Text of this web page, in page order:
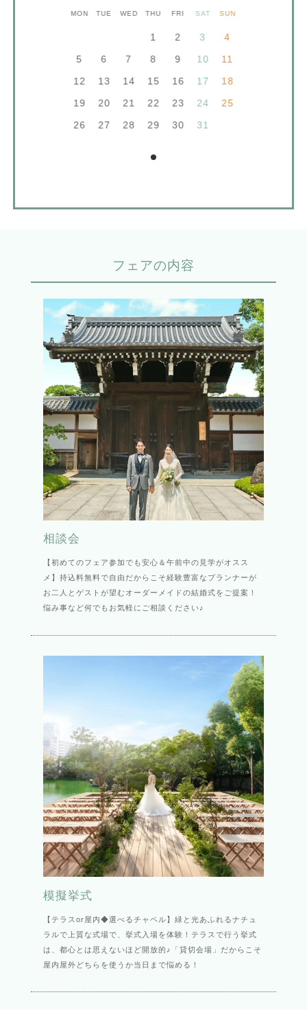
MON TUE WED THU FRI SAT SUN
1 2 3
4
5
6 7 8 9 10
11
12
13 14 15 16 17
18
19
20 21 22 23 24
25
26
27 28 29 30 31
フェアの内容
相談会
【初めてのフェア参加でも安心＆午前中の見学がオスス
メ】持込料無料で自由だからこそ経験豊富なプランナーが
お二人とゲストが望むオーダーメイドの結婚式をご提案！
悩み事など何でもお気軽にご相談ください♪
模擬挙式
【テラスor屋内◆選べるチャペル】緑と光あふれるナチュ
ラルで上質な式場で、挙式入場を体験！テラスで行う挙式
は、都心とは思えないほど開放的♪「貸切会場」だからこそ
屋内屋外どちらを使うか当日まで悩める！